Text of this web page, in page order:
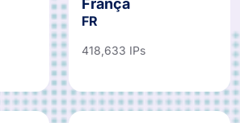
França
FR
418,633 IPs